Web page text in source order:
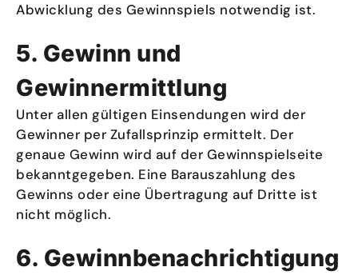
Abwicklung des Gewinnspiels notwendig ist.
5. Gewinn und
Gewinnermittlung
Unter allen gültigen Einsendungen wird der
Gewinner per Zufallsprinzip ermittelt. Der
genaue Gewinn wird auf der Gewinnspielseite
bekanntgegeben. Eine Barauszahlung des
Gewinns oder eine Übertragung auf Dritte ist
nicht möglich.
6. Gewinnbenachrichtigung